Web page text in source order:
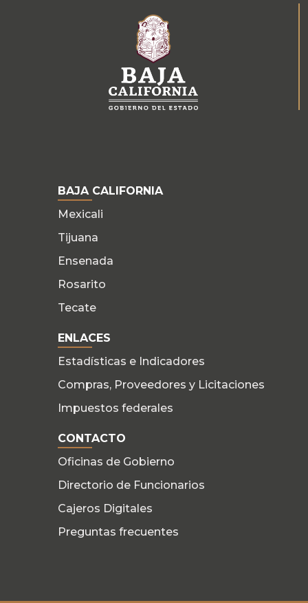
BAJA CALIFORNIA
Mexicali
Tijuana
Ensenada
Rosarito
Tecate
ENLACES
Estadísticas e Indicadores
Compras, Proveedores y Licitaciones
Impuestos federales
CONTACTO
Oficinas de Gobierno
Directorio de Funcionarios
Cajeros Digitales
Preguntas frecuentes